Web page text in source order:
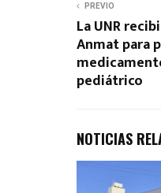
PREVIO
La UNR
Anmat para
pediátrico
NOTICIAS